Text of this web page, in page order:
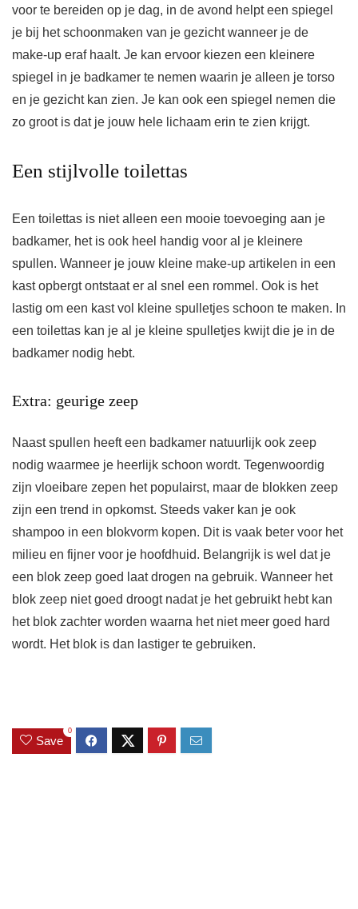
voor te bereiden op je dag, in de avond helpt een spiegel
je bij het schoonmaken van je gezicht wanneer je de
make-up eraf haalt. Je kan ervoor kiezen een kleinere
spiegel in je badkamer te nemen waarin je alleen je torso
en je gezicht kan zien. Je kan ook een spiegel nemen die
zo groot is dat je jouw hele lichaam erin te zien krijgt.
Een stijlvolle toilettas
Een toilettas is niet alleen een mooie toevoeging aan je
badkamer, het is ook heel handig voor al je kleinere
spullen. Wanneer je jouw kleine make-up artikelen in een
kast opbergt ontstaat er al snel een rommel. Ook is het
lastig om een kast vol kleine spulletjes schoon te maken. In
een toilettas kan je al je kleine spulletjes kwijt die je in de
badkamer nodig hebt.
Extra: geurige zeep
Naast spullen heeft een badkamer natuurlijk ook zeep
nodig waarmee je heerlijk schoon wordt. Tegenwoordig
zijn vloeibare zepen het populairst, maar de blokken zeep
zijn een trend in opkomst. Steeds vaker kan je ook
shampoo in een blokvorm kopen. Dit is vaak beter voor het
milieu en fijner voor je hoofdhuid. Belangrijk is wel dat je
een blok zeep goed laat drogen na gebruik. Wanneer het
blok zeep niet goed droogt nadat je het gebruikt hebt kan
het blok zachter worden waarna het niet meer goed hard
wordt. Het blok is dan lastiger te gebruiken.
Save
0